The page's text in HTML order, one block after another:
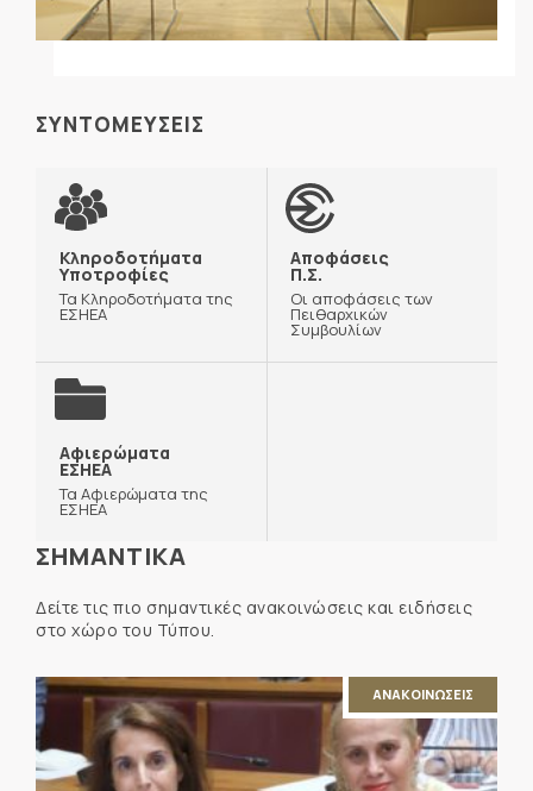
ΣΥΝΤΟΜΕΥΣΕΙΣ
Κληροδοτήματα
Υποτροφίες
Τα Κληροδοτήματα της
ΕΣΗΕΑ
Αποφάσεις
Π.Σ.
Οι αποφάσεις των
Πειθαρχικών
Συμβουλίων
Αφιερώματα
ΕΣΗΕΑ
Τα Αφιερώματα της
ΕΣΗΕΑ
ΣΗΜΑΝΤΙΚΑ
Δείτε τις πιο σημαντικές ανακοινώσεις και ειδήσεις
στο χώρο του Τύπου.
ΑΝΑΚΟΙΝΩΣΕΙΣ